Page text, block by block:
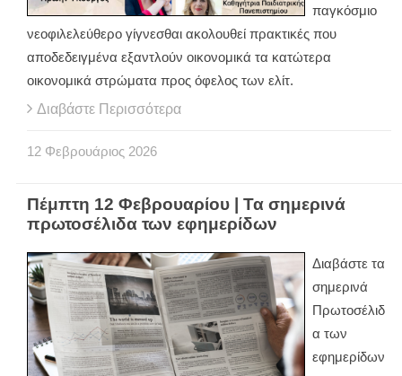
παγκόσμιο
νεοφιλελεύθερο γίγνεσθαι ακολουθεί πρακτικές που
αποδεδειγμένα εξαντλούν οικονομικά τα κατώτερα
οικονομικά στρώματα προς όφελος των ελίτ.
Διαβάστε Περισσότερα
12 Φεβρουάριος 2026
Πέμπτη 12 Φεβρουαρίου | Τα σημερινά
πρωτοσέλιδα των εφημερίδων
Διαβάστε τα
σημερινά
Πρωτοσέλιδ
α των
εφημερίδων